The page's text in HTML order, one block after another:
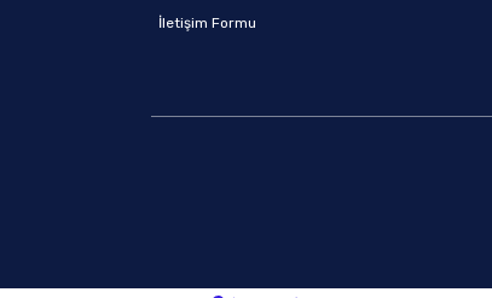
İletişim Formu